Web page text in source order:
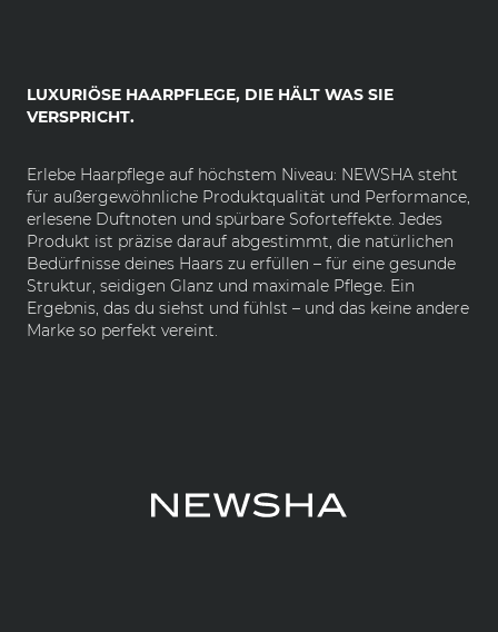
LUXURIÖSE HAARPFLEGE, DIE HÄLT WAS SIE
VERSPRICHT.
Erlebe Haarpflege auf höchstem Niveau: NEWSHA steht
für außergewöhnliche Produktqualität und Performance,
erlesene Duftnoten und spürbare Soforteffekte. Jedes
Produkt ist präzise darauf abgestimmt, die natürlichen
Bedürfnisse deines Haars zu erfüllen – für eine gesunde
Struktur, seidigen Glanz und maximale Pflege. Ein
Ergebnis, das du siehst und fühlst – und das keine andere
Marke so perfekt vereint.